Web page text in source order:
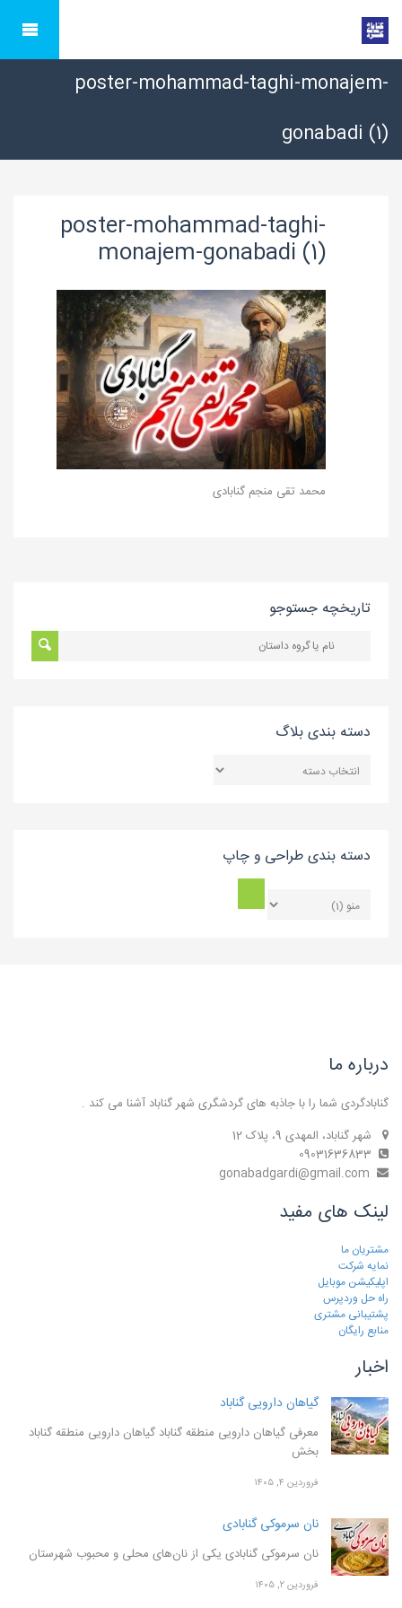
poster-mohammad-taghi-monajem-
gonabadi (1)
poster-mohammad-taghi-
monajem-gonabadi (1)
محمد تقی منجم گنابادی
تاریخچه جستوجو
دسته بندی بلاگ
بندی
دسته بندی طراحی و چاپ
درباره ما
گنابادگردی شما را با جاذبه های گردشگری شهر گناباد آشنا می کند .
شهر گناباد، المهدی 9، پلاک 12
لینک های مفید
مشتریان ما
نمایه شرکت
اپلیکیشن موبایل
راه حل وردپرس
پشتیبانی مشتری
منابع رایگان
اخبار
گیاهان دارویی گناباد
معرفی گیاهان دارویی منطقه گناباد گیاهان دارویی منطقه گناباد
بخش
فروردین ۴, ۱۴۰۵
نان سرموکی گنابادی
نان سرموکی گنابادی یکی از نان‌های محلی و محبوب شهرستان
فروردین ۲, ۱۴۰۵